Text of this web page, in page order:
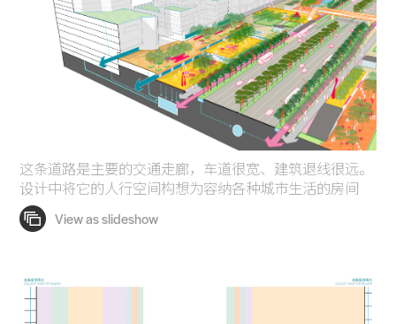
这条道路是主要的交通走廊，车道很宽、建筑退线很远。
设计中将它的人行空间构想为容纳各种城市生活的房间